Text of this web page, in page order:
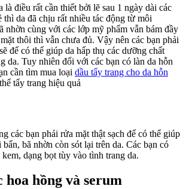
là điều rất cần thiết bởi lẽ sau 1 ngày dài các
thì da đã chịu rất nhiều tác động từ môi
nhờn cùng với các lớp mỹ phẩm vẫn bám đầy
thôi thì vẫn chưa đủ. Vậy nên các bạn phải
để có thể giúp da hấp thụ các dưỡng chất
da. Tuy nhiên đối với các bạn có làn da hỗn
cần tìm mua loại dầu tẩy trang cho da hỗn
tẩy trang hiệu quả
các bạn phải rửa mặt thật sạch để có thể giúp
bã nhờn còn sót lại trên da. Các bạn có
dạng bọt tùy vào tình trang da.
hoa hồng và serum